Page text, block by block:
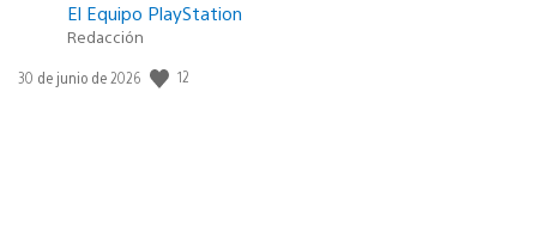
El Equipo PlayStation
Redacción
Fecha
30 de junio de 2026 12